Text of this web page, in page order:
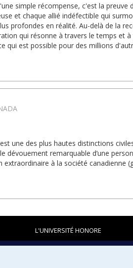
simple récompense, c'est la preuve
et chaque allié indéfectible qui
profondes en réalité. Au-delà de la
qui résonne à travers le temps et
qui est possible pour des millions
une des plus hautes distinctions
dévouement remarquable d’une
à la société canadienne
L'UNIVERSITÉ HONORE